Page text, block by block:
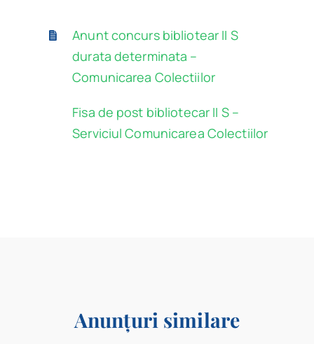
Anunt concurs bibliotear II S
durata determinata –
Comunicarea Colectiilor
Fisa de post bibliotecar II S –
Serviciul Comunicarea Colectiilor
Anunțuri similare